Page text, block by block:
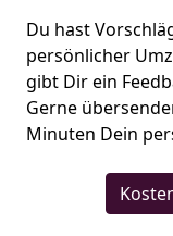
Du hast
persönlicher
gibt Dir ein
Gerne
Minuten Dein